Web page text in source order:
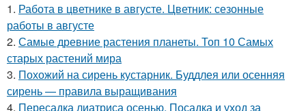
1. Работа в цветнике в августе. Цветник: сезонные
работы в августе
2. Самые древние растения планеты. Топ 10 Самых
старых растений мира
3. Похожий на сирень кустарник. Буддлея или осенняя
сирень — правила выращивания
4. Пересадка лиатриса осенью. Посадка и уход за